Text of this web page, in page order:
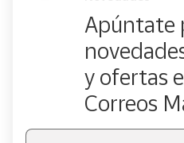
Apúntate
y ofertas
Correos